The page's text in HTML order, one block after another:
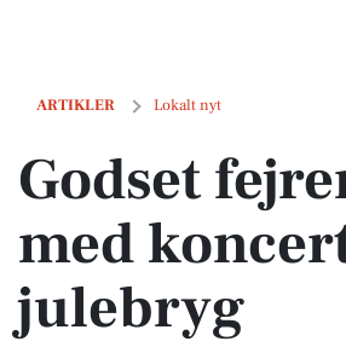
ARTIKLER Lokalt nyt
Godset fejrer J-dag med koncert og
Godset
med
julebryg